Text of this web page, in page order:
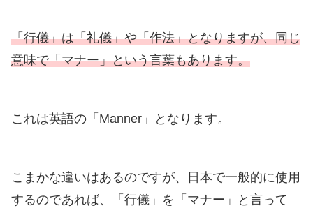
「行儀」は「礼儀」や「作法」となりますが、同じ
意味で「マナー」という言葉もあります。
これは英語の「Manner」となります。
こまかな違いはあるのですが、日本で一般的に使用
するのであれば、「行儀」を「マナー」と言って